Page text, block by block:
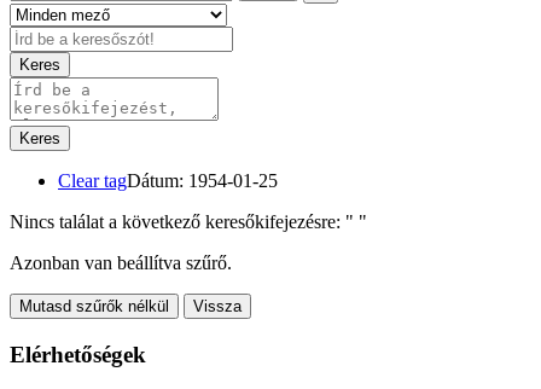
Keres
Keres
Clear tagDátum: 1954-01-25
Nincs találat a következő keresőkifejezésre: " "
Azonban van beállítva szűrő.
Mutasd szűrők nélkül Vissza
Elérhetőségek